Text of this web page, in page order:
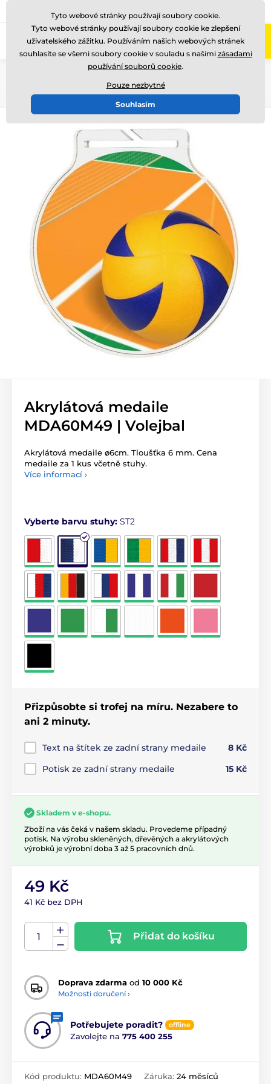
Zavolejte nám (Po-Pá 8-17)
Akrylátová medaile
MDA60M49 | Volejbal
Akrylátová medaile ø6cm. Tloušťka 6 mm. Cena
medaile za 1 kus včetně stuhy.
Více informací ›
Vyberte barvu stuhy: ST2
Přizpůsobte si trofej na míru. Nezabere to
ani 2 minuty.
Text na štítek ze zadní strany medaile
8 Kč
Potisk ze zadní strany medaile
15 Kč
Skladem v e-shopu.
Zboží na vás čeká v našem skladu. Provedeme případný
potisk. Na výrobu skleněných, dřevěných a akrylátových
výrobků je výrobní doba 3 až 5 pracovních dnů.
49 Kč
41 Kč bez DPH
Přidat do košíku
Doprava zdarma od 10 000 Kč
Možnosti doručení ›
Potřebujete poradit? offline
Zavolejte na 775 400 255
Kód produktu: MDA60M49 Záruka: 24 měsíců
Tyto webové stránky používají soubory cookie.
Tyto webové stránky používají soubory cookie ke zlepšení
uživatelského zážitku. Používáním našich webových stránek
souhlasíte se všemi soubory cookie v souladu s našimi zásadami
používání souborů cookie.
Pouze nezbytné
Souhlasím